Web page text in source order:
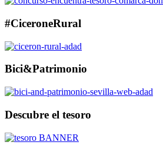
#CiceroneRural
Bici&Patrimonio
Descubre el tesoro